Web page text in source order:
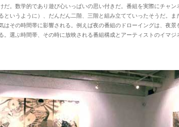
だ。数学的であり遊び心いっぱいの思い付きだ。番組を実際にチャ
というように）、だんだん二階、三階と組み立てていったそうだ。
はその時間帯に影響される。例えば夜の番組のドローイングは、夜
。選ぶ時間帯、その時に放映される番組構成とアーティストのイマ